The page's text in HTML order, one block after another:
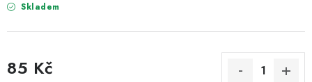
STUHY A MAŠLE
Skladem
85 Kč